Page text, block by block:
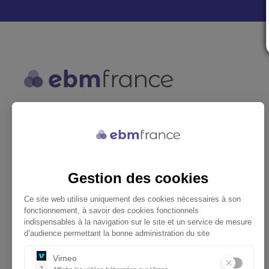
connaissances médicales gratuite
adaptée à la pratique de la médecine